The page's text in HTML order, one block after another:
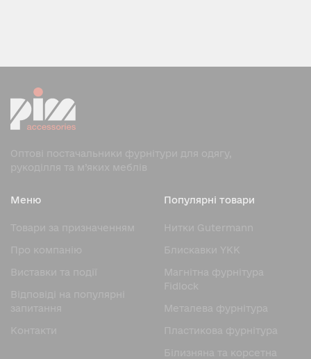
Оптові постачальники фурнітури для одягу,
рукоділля та м’яких меблів
Меню
Товари за призначенням
Про компанію
Виставки та події
Відповіді на популярні
запитання
Контакти
Популярні товари
Нитки Gutermann
Блискавки YKK
Магнітна фурнітура
Fidlock
Металева фурнітура
Пластикова фурнітура
Білизняна та корсетна